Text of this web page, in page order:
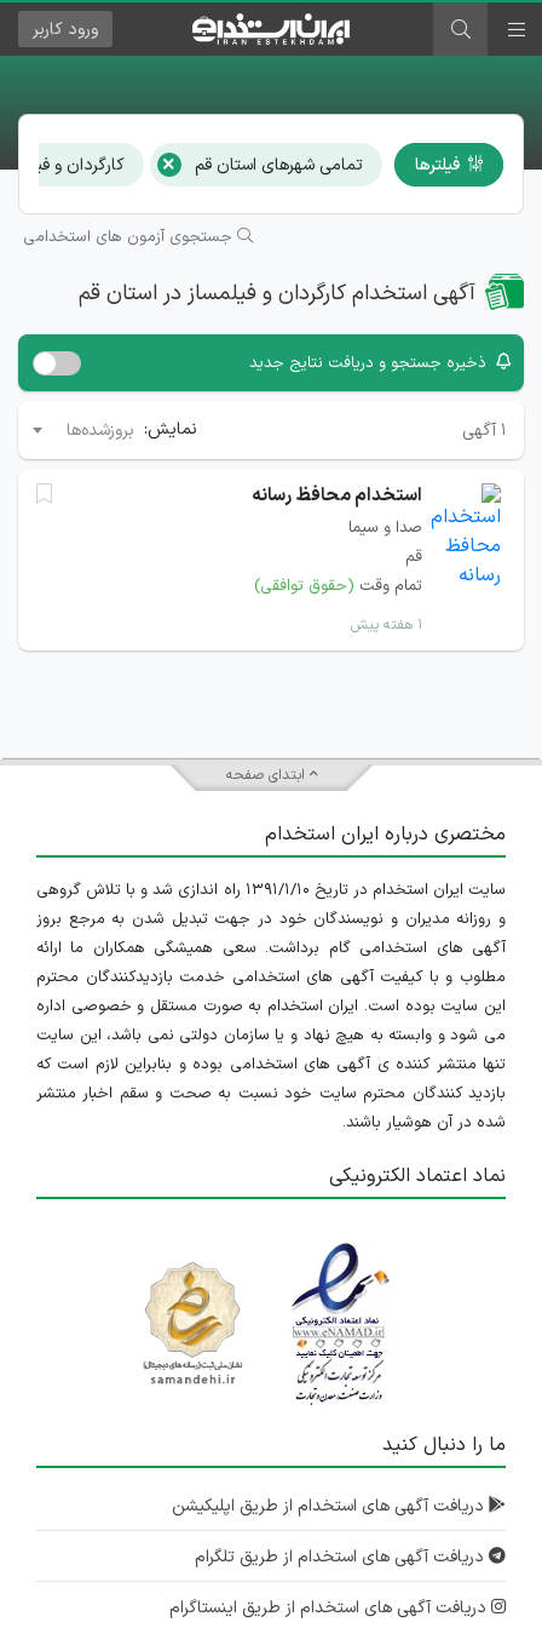
ورود کاربر
فیلترها تمامی شهرهای استان قم × کارگردان و
جستجوی آزمون های استخدامی
آگهی استخدام کارگردان و فیلمساز در استان قم
ذخیره جستجو و دریافت نتایج جدید
۱ آگهی نمایش: بروزشده‌ها
استخدام محافظ رسانه
صدا و سیما
قم
تمام وقت (حقوق توافقی)
۱ هفته پیش
ابتدای صفحه
مختصری درباره ایران استخدام
سایت ایران استخدام در تاریخ ۱۳۹۱/۱/۱۰ راه اندازی شد و با تلاش گروهی
و روزانه مدیران و نویسندگان خود در جهت تبدیل شدن به مرجع بروز
آگهی های استخدامی گام برداشت. سعی همیشگی همکاران ما ارائه
مطلوب و با کیفیت آگهی های استخدامی خدمت بازدیدکنندگان محترم
این سایت بوده است. ایران استخدام به صورت مستقل و خصوصی اداره
می شود و وابسته به هیچ نهاد و یا سازمان دولتی نمی باشد، این سایت
تنها منتشر کننده ی آگهی های استخدامی بوده و بنابراین لازم است که
بازدید کنندگان محترم سایت خود نسبت به صحت و سقم اخبار منتشر
شده در آن هوشیار باشند.
نماد اعتماد الکترونیکی
ما را دنبال کنید
دریافت آگهی های استخدام از طریق اپلیکیشن
دریافت آگهی های استخدام از طریق تلگرام
دریافت آگهی های استخدام از طریق اینستاگرام